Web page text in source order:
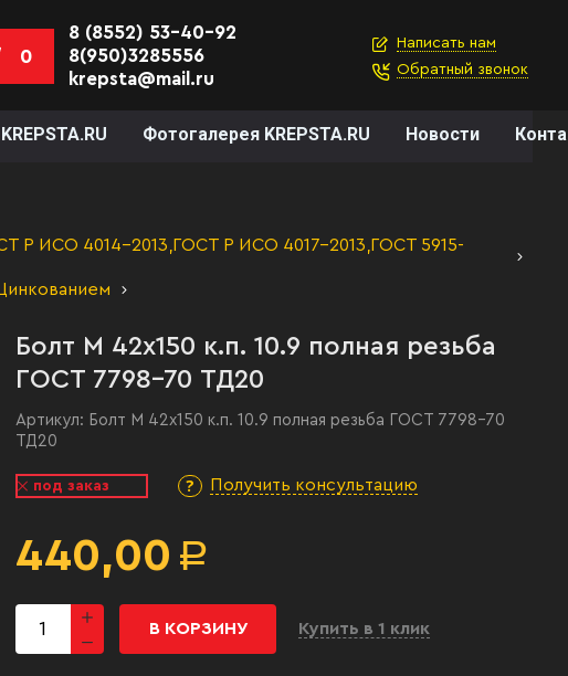
0
8 (8552) 53-40-92
8(950)3285556
krepsta@mail.ru
Написать нам
Обратный звонок
Фотогалерея KREPSTA.RU Новости
Р ИСО 4014-2013,ГОСТ Р ИСО 4017-2013,ГОСТ 5915-
Болт М 42х150 к.п. 10.9 полная резьба
ГОСТ 7798-70 ТД20
Артикул: Болт М 42х150 к.п. 10.9 полная резьба ГОСТ 7798-70
ТД20
под заказ Получить консультацию
440,00 Р
В КОРЗИНУ Купить в 1 клик